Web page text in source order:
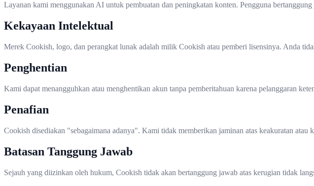
Layanan kami menggunakan AI untuk pembuatan dan peningkatan konten. Pengguna
Kekayaan Intelektual
Merek Cookish, logo, dan perangkat lunak adalah milik Cookish atau pemberi lisensinya. Anda
Penghentian
Kami dapat menangguhkan atau menghentikan akun tanpa pemberitahuan karena pelanggaran
Penafian
Cookish disediakan "sebagaimana adanya". Kami tidak memberikan jaminan atas keakuratan atau
Batasan Tanggung Jawab
Sejauh yang diizinkan oleh hukum, Cookish tidak akan bertanggung jawab atas kerugian tidak